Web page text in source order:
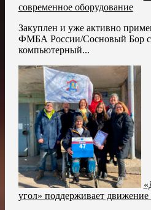
современное оборудование
Закуплен и уже активно
ФМБА России/Сосновый Бор
компьютерный...
угол» поддерживает